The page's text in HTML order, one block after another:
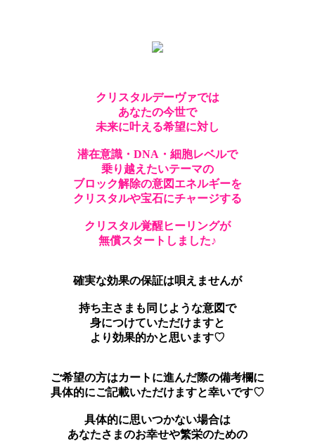
クリスタルデーヴァでは
あなたの今世で
未来に叶える希望に対し
潜在意識・DNA・細胞レベルで
乗り越えたいテーマの
ブロック解除の意図エネルギーを
クリスタルや宝石にチャージする
クリスタル覚醒ヒーリングが
無償スタートしました♪
確実な効果の保証は唄えませんが
持ち主さまも同じような意図で
身につけていただけますと
より効果的かと思います♡
ご希望の方はカートに進んだ際の備考欄に
具体的にご記載いただけますと幸いです♡
具体的に思いつかない場合は
あなたさまのお幸せや繁栄のための